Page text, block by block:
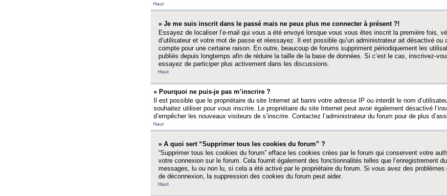
Haut
» Je me suis inscrit dans le passé mais ne peux plus me connecter à présent ?!
Essayez de localiser l’e-mail qui vous a été envoyé lorsque vous vous êtes inscrit la première fois,
d’utilisateur et votre mot de passe et réessayez. Il est possible qu’un administrateur ait désactivé ou
compte pour une certaine raison. En outre, beaucoup de forums suppriment périodiquement les
publiés depuis longtemps afin de réduire la taille de la base de données. Si c’est le cas, inscrivez-
essayez de participer plus activement dans les discussions.
Haut
» Pourquoi ne puis-je pas m’inscrire ?
Il est possible que le propriétaire du site Internet ait banni votre adresse IP ou interdit le nom
souhaitez utiliser pour vous inscrire. Le propriétaire du site Internet peut avoir également désactivé
d’empêcher les nouveaux visiteurs de s’inscrire. Contactez l’administrateur du forum pour de plus
Haut
» A quoi sert “Supprimer tous les cookies du forum” ?
“Supprimer tous les cookies du forum” efface les cookies crées par le forum qui conservent votre
votre connexion sur le forum. Cela fournit également des fonctionnalités telles que l’enregistrement
messages, lu ou non lu, si cela a été activé par le propriétaire du forum. Si vous avez des problèmes
de déconnexion, la suppression des cookies du forum peut aider.
Haut